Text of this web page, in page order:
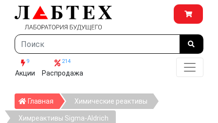
9
Акции
214
Распродажа
Главная ГлавнаяХимические реактивы
Химреактивы Sigma-Aldrich